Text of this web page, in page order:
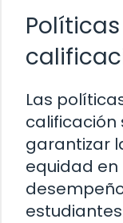
Las
garantizar
equidad